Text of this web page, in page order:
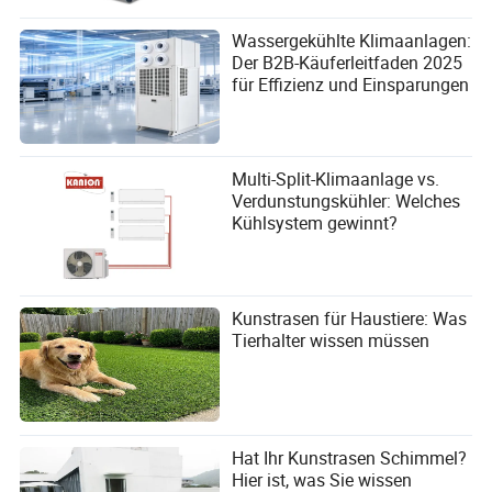
Wassergekühlte Klimaanlagen:
Der B2B-Käuferleitfaden 2025
für Effizienz und Einsparungen
Multi-Split-Klimaanlage vs.
Verdunstungskühler: Welches
Kühlsystem gewinnt?
Kunstrasen für Haustiere: Was
Tierhalter wissen müssen
Hat Ihr Kunstrasen Schimmel?
Hier ist, was Sie wissen